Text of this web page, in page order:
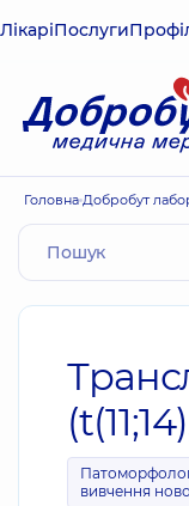
ЛікаріПослуги
Головна Добробут
вивчення